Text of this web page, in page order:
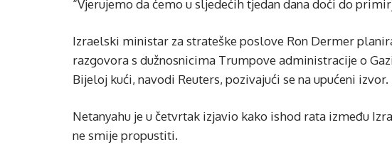
“Vjerujemo da ćemo u sljedećih tjedan dana doći do
Izraelski ministar za strateške poslove Ron Dermer
razgovora s dužnosnicima Trumpove administracije o
Bijeloj kući, navodi Reuters, pozivajući se na upućeni izvor.
Netanyahu je u četvrtak izjavio kako ishod rata između
ne smije propustiti.